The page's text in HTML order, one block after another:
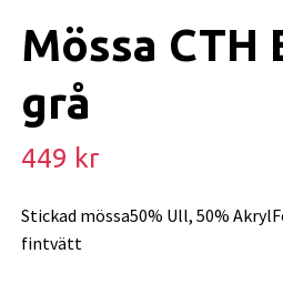
Mössa CTH
grå
449 kr
Stickad mössa50% Ull, 50%
fintvätt